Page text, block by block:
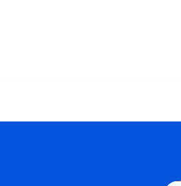
𝐟𝐚𝐦𝐢𝐥𝐮𝐦, Ihr Rechtsanwalt.